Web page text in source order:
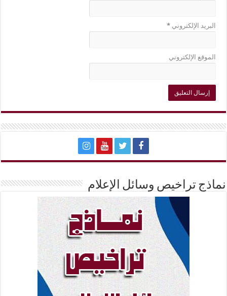
البريد الإلكتروني*
الموقع الإلكتروني
نماذج تراخيص وسائل الإعلام